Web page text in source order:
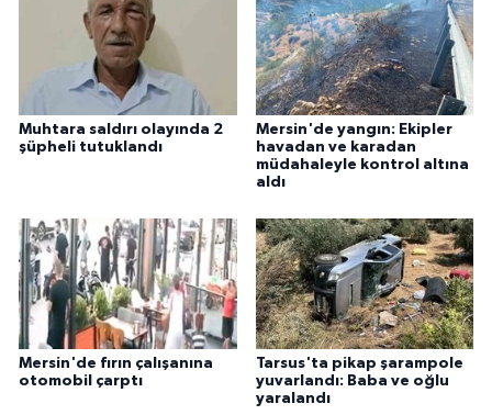
Muhtara saldırı olayında 2
şüpheli tutuklandı
Mersin'de yangın: Ekipler
havadan ve karadan
müdahaleyle kontrol altına
aldı
Mersin'de fırın çalışanına
otomobil çarptı
Tarsus'ta pikap şarampole
yuvarlandı: Baba ve oğlu
yaralandı